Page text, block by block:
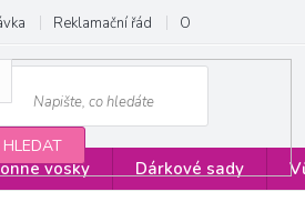
Reklamační řád Obchodní podmínky
HLEDAT
vosky Dárkové sady